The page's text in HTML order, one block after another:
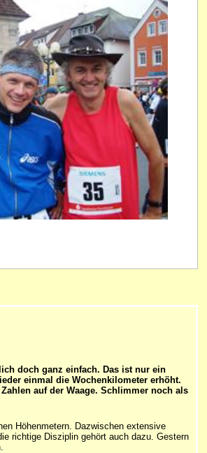
doch ganz einfach. Das ist nur ein
einmal die Wochenkilometer erhöht.
auf der Waage. Schlimmer noch als
Höhenmetern. Dazwischen extensive
richtige Disziplin gehört auch dazu. Gestern